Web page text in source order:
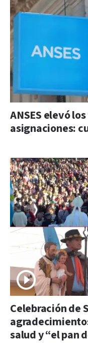
ANSES elevó
asignaciones:
Celebración de
salud y “el pan